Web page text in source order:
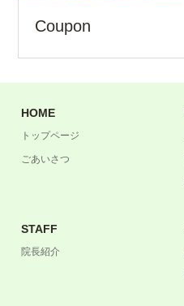
Coupon
HOME
トップページ
ごあいさつ
STAFF
院長紹介